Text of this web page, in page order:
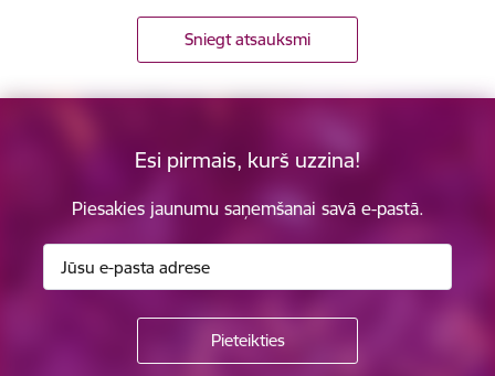
Sniegt atsauksmi
Esi pirmais, kurš uzzina!
Piesakies jaunumu saņemšanai savā e-pastā.